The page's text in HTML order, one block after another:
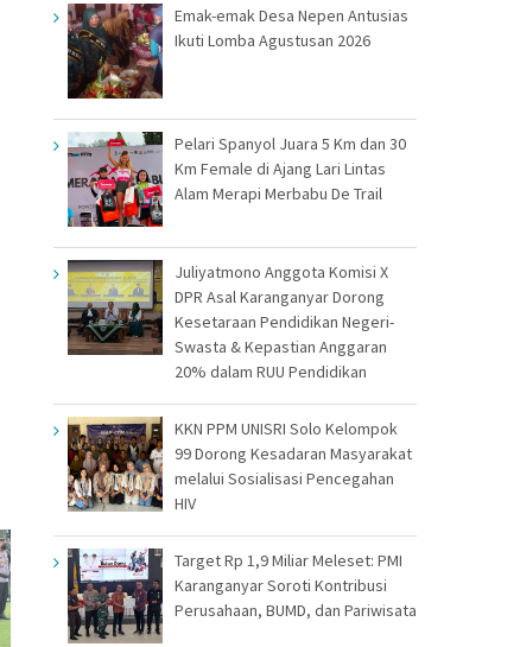
Emak-emak Desa Nepen Antusias
Ikuti Lomba Agustusan 2026
Pelari Spanyol Juara 5 Km dan 30
Km Female di Ajang Lari Lintas
Alam Merapi Merbabu De Trail
Juliyatmono Anggota Komisi X
DPR Asal Karanganyar Dorong
Kesetaraan Pendidikan Negeri-
Swasta & Kepastian Anggaran
20% dalam RUU Pendidikan
KKN PPM UNISRI Solo Kelompok
99 Dorong Kesadaran Masyarakat
melalui Sosialisasi Pencegahan
HIV
Target Rp 1,9 Miliar Meleset: PMI
Karanganyar Soroti Kontribusi
Perusahaan, BUMD, dan Pariwisata